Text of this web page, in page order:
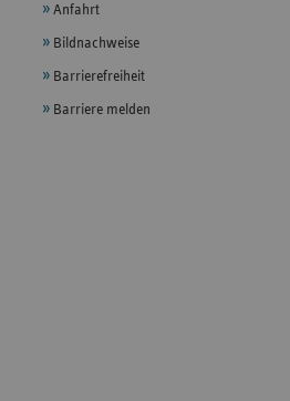
Anfahrt
Bildnachweise
Barrierefreiheit
Barriere melden